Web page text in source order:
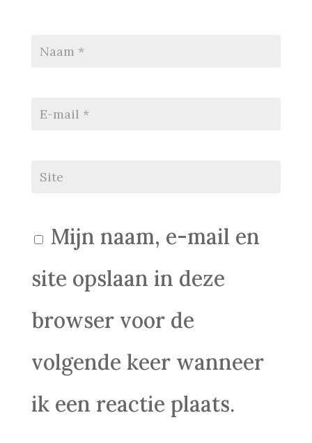
Mijn naam, e-mail en
site opslaan in deze
browser voor de
volgende keer wanneer
ik een reactie plaats.